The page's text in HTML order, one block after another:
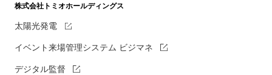
株式会社トミオホールディングス
太陽光発電
イベント来場管理システム ビジマネ
デジタル監督